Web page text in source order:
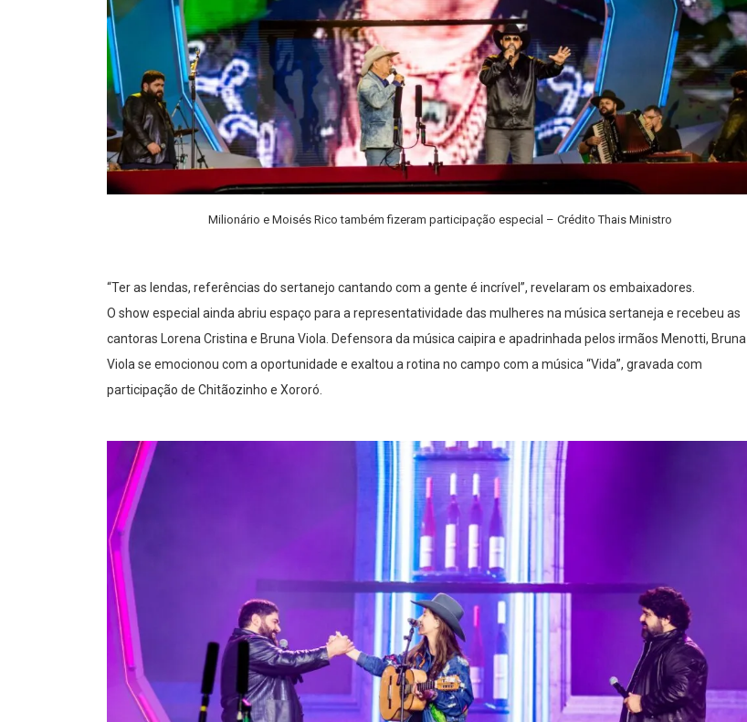
Milionário e Moisés Rico também fizeram participação especial – Crédito Thais Ministro
“Ter as lendas, referências do sertanejo cantando com a gente é incrível”, revelaram os embaixadores.
O show especial ainda abriu espaço para a representatividade das mulheres na música sertaneja e recebeu as
cantoras Lorena Cristina e Bruna Viola. Defensora da música caipira e apadrinhada pelos irmãos Menotti, Bruna
Viola se emocionou com a oportunidade e exaltou a rotina no campo com a música “Vida”, gravada com
participação de Chitãozinho e Xororó.